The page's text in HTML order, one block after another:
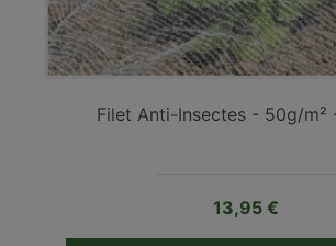
Filet Anti-Insectes - 50g/m²
Prix
13,95 €